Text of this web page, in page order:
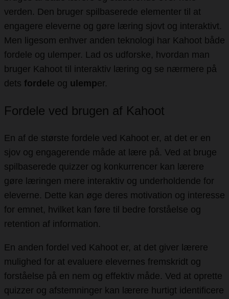
verden. Den bruger spilbaserede elementer til at
engagere eleverne og gøre læring sjovt og interaktivt.
Men ligesom enhver anden teknologi har Kahoot både
fordele og ulemper. Lad os udforske, hvordan man
bruger Kahoot til interaktiv læring og se nærmere på
dets fordel e og ulemper.
Fordele ved brugen af Kahoot
En af de største fordele ved Kahoot er, at det er en
sjov og engagerende måde at lære på. Ved at bruge
spilbaserede quizzer og konkurrencer kan lærere
gøre læringen mere interaktiv og underholdende for
eleverne. Dette kan øge deres motivation og interesse
for emnet, hvilket kan føre til bedre forståelse og
retention af information.
En anden fordel ved Kahoot er, at det giver lærere
mulighed for at evaluere elevernes fremskridt og
forståelse på en nem og effektiv måde. Ved at oprette
quizzer og afstemninger kan lærere hurtigt identificere